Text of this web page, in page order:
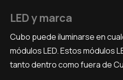
LED y marca
Cubo puede iluminarse en
módulos LED. Estos módulos
tanto dentro como fuera de